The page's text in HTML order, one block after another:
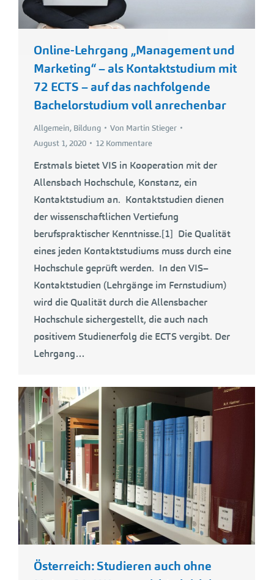
Online-Lehrgang „Management und
Marketing“ – als Kontaktstudium mit
72 ECTS – auf das nachfolgende
Bachelorstudium voll anrechenbar
Allgemein, Bildung Von Martin Stieger
August 1, 2020
12 Kommentare
Erstmals bietet VIS in Kooperation mit der
Allensbach Hochschule, Konstanz, ein
Kontaktstudium an. Kontaktstudien dienen
der wissenschaftlichen Vertiefung
berufspraktischer Kenntnisse.[1] Die Qualität
eines jeden Kontaktstudiums muss durch eine
Hochschule geprüft werden. In den VIS–
Kontaktstudien (Lehrgänge im Fernstudium)
wird die Qualität durch die Allensbacher
Hochschule sichergestellt, die auch nach
positivem Studienerfolg die ECTS vergibt. Der
Lehrgang…
Österreich: Studieren auch ohne